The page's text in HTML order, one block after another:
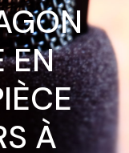
EN
À